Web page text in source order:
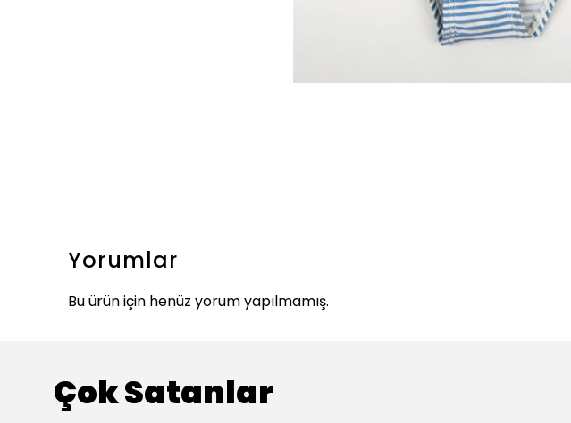
Yorumlar
Bu ürün için henüz yorum yapılmamış.
Çok Satanlar